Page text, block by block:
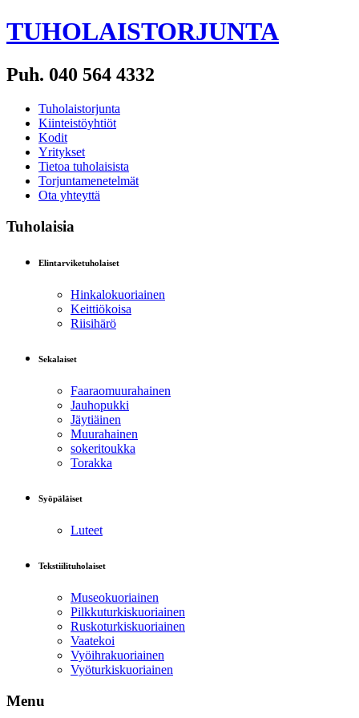
TUHOLAISTORJUNTA
Puh. 040 564 4332
Tuholaistorjunta
Kiinteistöyhtiöt
Kodit
Yritykset
Tietoa tuholaisista
Torjuntamenetelmät
Ota yhteyttä
Tuholaisia
Elintarviketuholaiset
Hinkalokuoriainen
Keittiökoisa
Riisihärö
Sekalaiset
Faaraomuurahainen
Jauhopukki
Jäytiäinen
Muurahainen
sokeritoukka
Torakka
Syöpäläiset
Luteet
Tekstiilituholaiset
Museokuoriainen
Pilkkuturkiskuoriainen
Ruskoturkiskuoriainen
Vaatekoi
Vyöihrakuoriainen
Vyöturkiskuoriainen
Menu